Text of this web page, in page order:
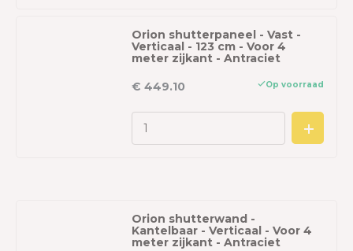
Orion shutterpaneel - Vast -
Verticaal - 123 cm - Voor 4
meter zijkant - Antraciet
€ 449.10
Op voorraad
Orion shutterwand -
Kantelbaar - Verticaal - Voor 4
meter zijkant - Antraciet